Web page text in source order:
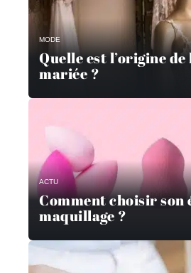
MODE
Quelle est l’origine
mariée ?
ACTU
Comment choisir son
maquillage ?